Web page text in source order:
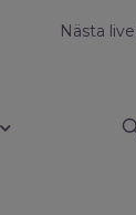
Nästa